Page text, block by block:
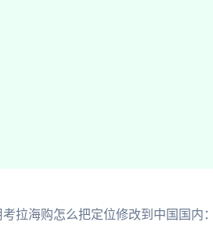
考拉海购怎么把定位修改到中国国内